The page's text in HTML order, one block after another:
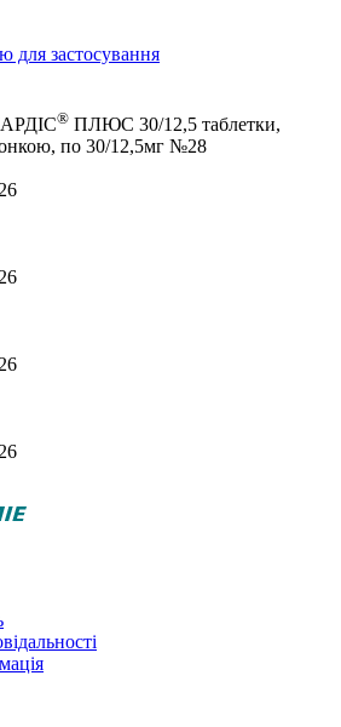
для застосування
® ПЛЮС 30/12,5 таблетки,
по 30/12,5мг №28